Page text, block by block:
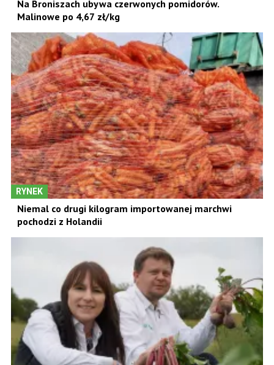
Na Broniszach ubywa czerwonych pomidorów.
Malinowe po 4,67 zł/kg
RYNEK
Niemal co drugi kilogram importowanej marchwi
pochodzi z Holandii